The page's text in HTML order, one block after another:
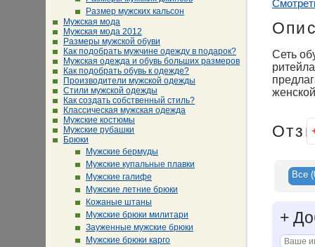
Размер мужских кальсон
Мужская мода
Мужская мода 2012
Размеры мужской обуви
Как подобрать мужчине одежду в подарок?
Мужская одежда и обувь больших размеров
Как подобрать обувь к одежде?
Производители мужской одежды
Стили мужской одежды
Как создать собственный стиль?
Классическая мужская одежда
Мужские костюмы
Мужские рубашки
Брюки
Мужские бермуды
Мужские купальные плавки
Мужские галифе
Мужские летние брюки
Кожаные штаны
Мужские брюки милитари
Зауженные мужские брюки
Мужские брюки карго
Сеть
Все
+